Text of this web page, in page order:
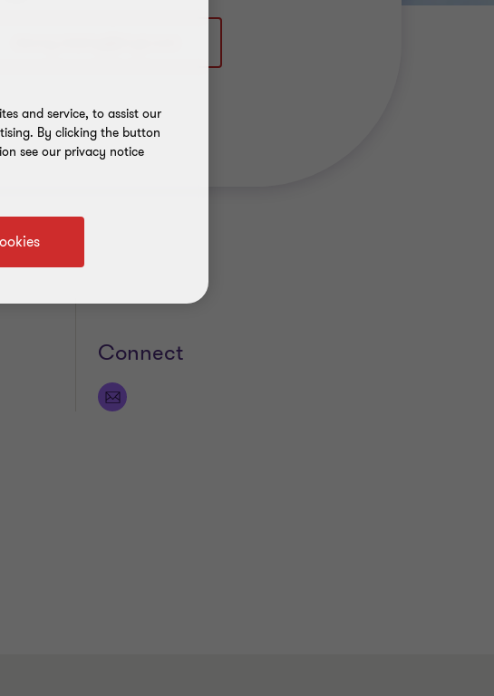
Connect
and service, to assist our
By clicking the button
see our privacy notice